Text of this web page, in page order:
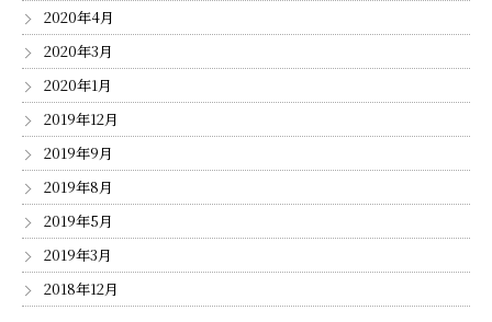
2020年4月
2020年3月
2020年1月
2019年12月
2019年9月
2019年8月
2019年5月
2019年3月
2018年12月